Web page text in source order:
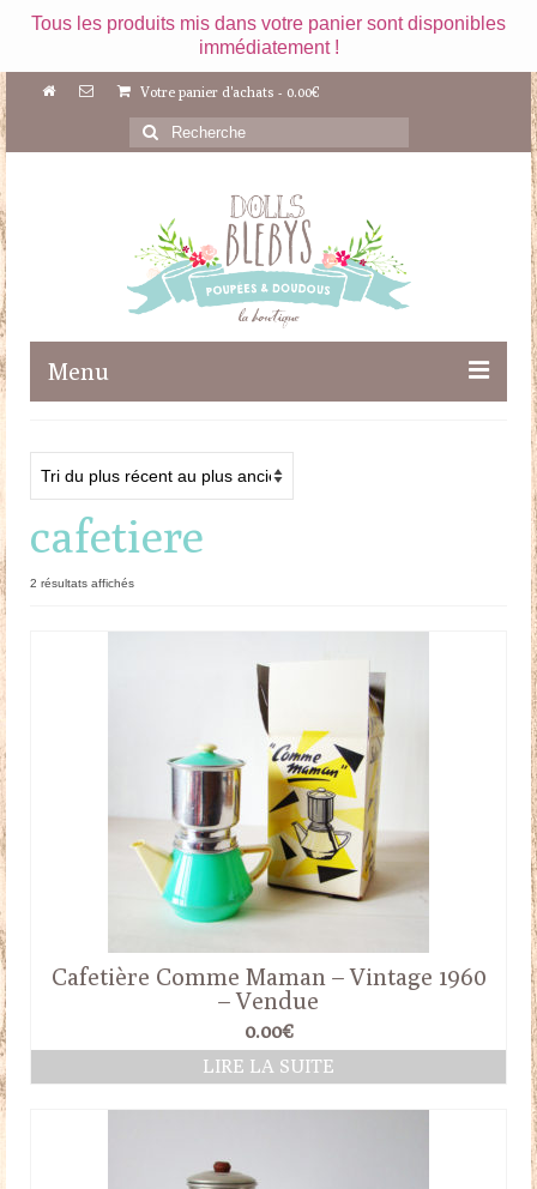
Tous les produits mis dans votre panier sont disponibles
immédiatement !
Votre panier d'achats - 0.00€
Rechercher
:
Menu
Maileg
Poupées
Doudous
Mobilier & Accessoires
cafetiere
2 résultats affichésTrié
plus
Cafetière Comme Maman – Vintage 1960
– Vendue
0.00€
LIRE LA SUITE